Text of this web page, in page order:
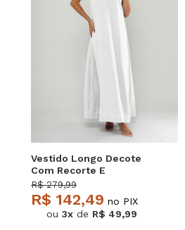
Vestido Longo Decote
Com Recorte E
Amarração Branco
Salvatore
R$ 279,99
R$ 142,49 no PIX
ou 3x de R$ 49,99